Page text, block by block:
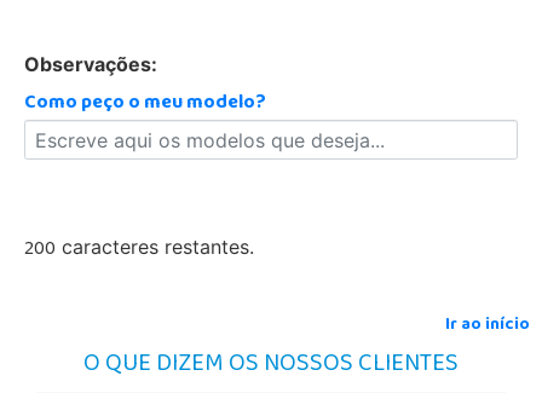
Observações:
Como peço o meu modelo?
200 caracteres restantes.
Ir ao início
O QUE DIZEM OS NOSSOS CLIENTES